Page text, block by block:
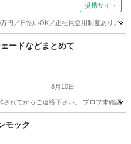
提携サイト
万円／日払いOK／正社員登用制度あり
ードなどまとめて
8月10日
されてからご連絡下さい。 プロフ未確認
モック